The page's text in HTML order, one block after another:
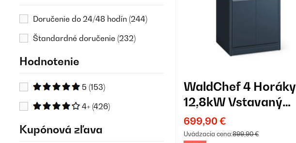
Doručenie do 24/48 hodín (244)
Štandardné doručenie (232)
Hodnotenie
5 (153)
4+ (426)
Kupónová zľava
WaldChef 4 Horáky
12,8kW Vstavaný
Plynový Gril Antracit
699,90 €
Uvádzacia cena:899,90 €